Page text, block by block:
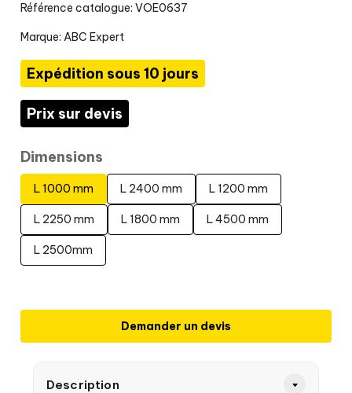
Référence catalogue: VOE0637
Marque: ABC Expert
Expédition sous 10 jours
Prix sur devis
Dimensions
L 1000 mm L 2400 mm L 1200 mm
L 2250 mm L 1800 mm L 4500 mm
L 2500mm
Demander un devis
Description